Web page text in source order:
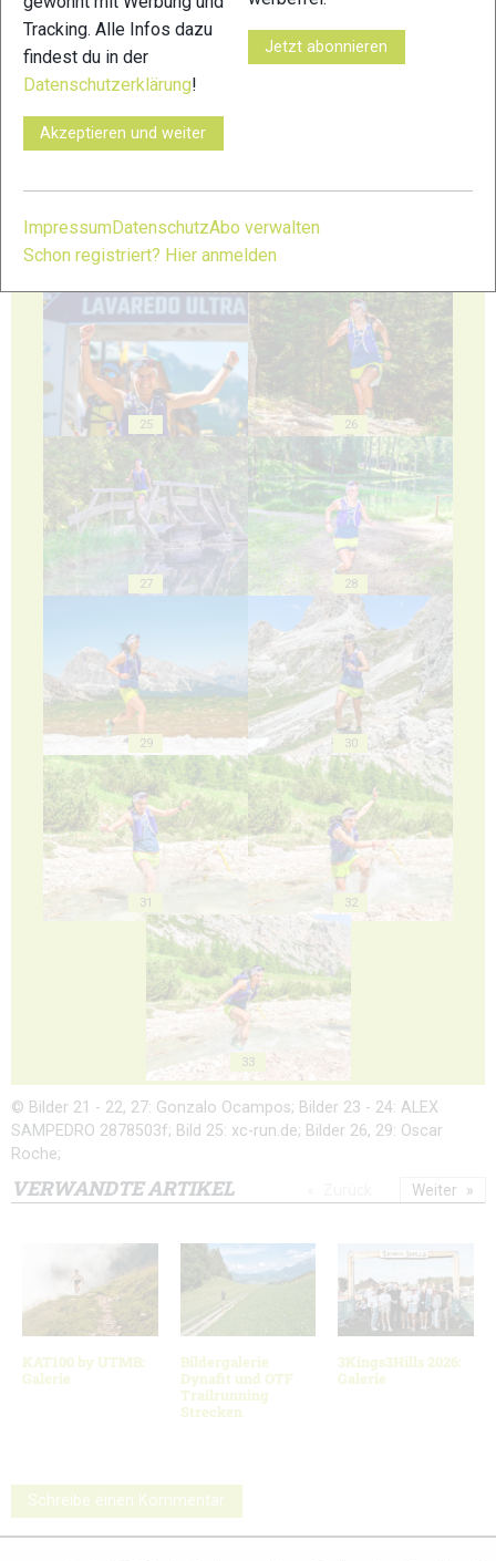
23
25 26
27 28
29 30
31 32
33
© Bilder 21 - 22, 27: Gonzalo Ocampos; Bilder 23 - 24: ALEX
SAMPEDRO 2878503f; Bild 25: xc-run.de; Bilder 26, 29: Oscar
Roche;
VERWANDTE ARTIKEL
KAT100 by UTMB:
Galerie
Bildergalerie
Dynafit und OTF
Trailrunning
Strecken
3Kings3Hills 2026:
Galerie
Weiter
Schreibe einen Kommentar
Tracking. Alle Infos dazu
findest du in der
Datenschutzerklärung!
Akzeptieren und weiter
Jetzt abonnieren
ImpressumDatenschutzAbo verwalten
Schon registriert? Hier anmelden